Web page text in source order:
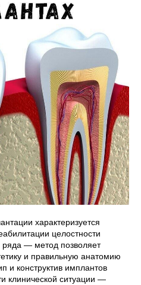
характеризуется
целостности
ряда — метод позволяет
и правильную анатомию
и конструктив имплантов
клинической ситуации —